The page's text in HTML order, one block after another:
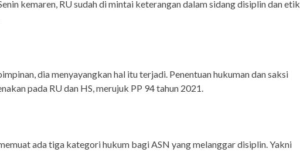
kemaren, RU sudah di mintai keterangan dalam sidang disiplin dan etik
dia menyayangkan hal itu terjadi. Penentuan hukuman dan saksi
pada RU dan HS, merujuk PP 94 tahun 2021.
ada tiga kategori hukum bagi ASN yang melanggar disiplin. Yakni